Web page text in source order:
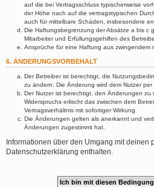
auf die bei Vertragsschluss typischerweise
der Höhe nach auf die vertragstypischen
auch für mittelbare Schäden, insbesondere
Die Haftungsbegrenzung der Absätze a bis c
Mitarbeiter und Erfüllungsgehilfen des
Ansprüche für eine Haftung aus zwingendem
6. ÄNDERUNGSVORBEHALT
Der Betreiber ist berechtigt, die
zu ändern. Die Änderung wird dem Nutzer per
Der Nutzer ist berechtigt, den Änderungen zu
Widerspruchs erlischt das zwischen dem
Vertragsverhältnis mit sofortiger Wirkung.
Die Änderungen gelten als anerkannt und
Änderungen zugestimmt hat.
Informationen über den Umgang mit deinen
Datenschutzerklärung enthalten.